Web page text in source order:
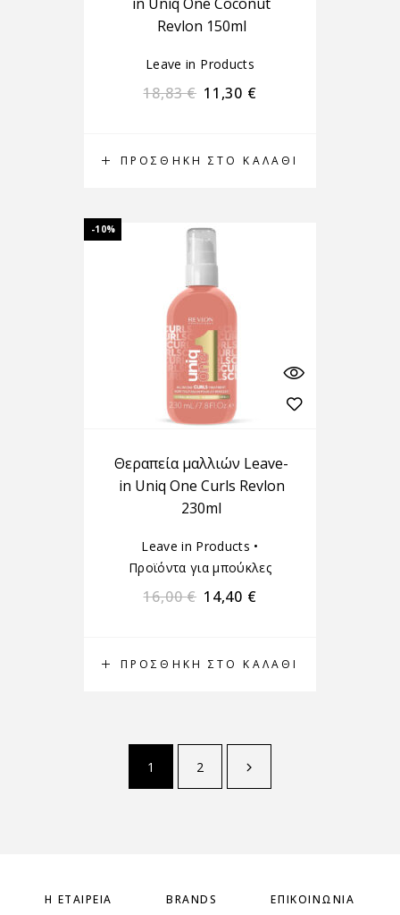
ΠΡΟΣΘΉΚΗ ΣΤΟ ΚΑΛΆΘΙ
Revlon 150ml
Leave in Products
18,83€ 11,30 €
-10%
ΠΡΟΣΘΉΚΗ ΣΤΟ ΚΑΛΆΘΙ
Θεραπεία μαλλιών Leave-
in Uniq One Curls Revlon
230ml
Leave in Products •
Προϊόντα για μπούκλες
16,00€ 14,40 €
1 2
Η ΕΤΑΙΡΕΊΑ BRANDS ΕΠΙΚΟΙΝΩΝΊΑ